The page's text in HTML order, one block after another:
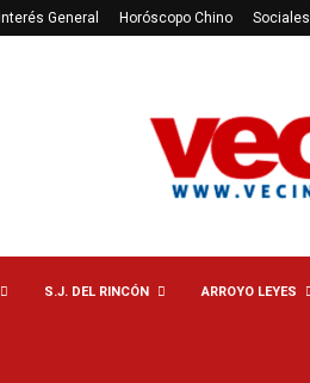
Interés General Horóscopo Chino Sociales
S.J. DEL RINCÓN ARROYO LEYES